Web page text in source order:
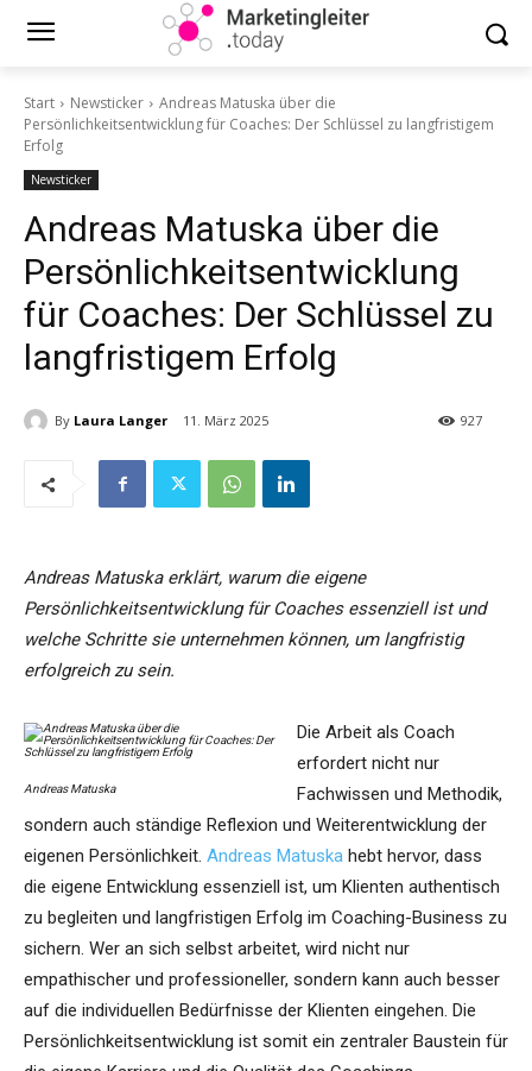
Start Newsticker
Andreas Matuska über die
Persönlichkeitsentwicklung für Coaches: Der Schlüssel zu langfristigem
Erfolg
Newsticker
Andreas Matuska über die
Persönlichkeitsentwicklung
für Coaches: Der Schlüssel zu
langfristigem Erfolg
By Laura Langer 11. März 2025 927
Andreas Matuska erklärt, warum die eigene
Persönlichkeitsentwicklung für Coaches essenziell ist und
welche Schritte sie unternehmen können, um langfristig
erfolgreich zu sein.
Andreas Matuska
Die Arbeit als Coach
erfordert nicht nur
Fachwissen und Methodik,
sondern auch ständige Reflexion und Weiterentwicklung der
eigenen Persönlichkeit. Andreas Matuska hebt hervor, dass
die eigene Entwicklung essenziell ist, um Klienten authentisch
zu begleiten und langfristigen Erfolg im Coaching-Business zu
sichern. Wer an sich selbst arbeitet, wird nicht nur
empathischer und professioneller, sondern kann auch besser
auf die individuellen Bedürfnisse der Klienten eingehen. Die
Persönlichkeitsentwicklung ist somit ein zentraler Baustein für